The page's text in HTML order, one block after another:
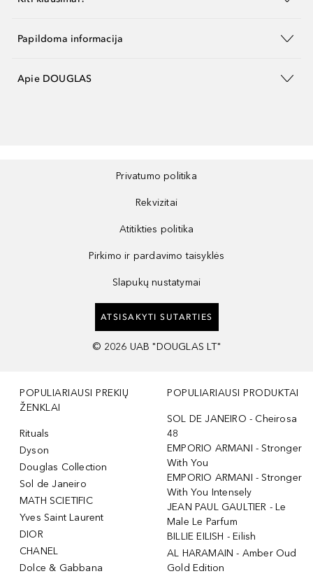
Papildoma informacija
Apie DOUGLAS
Privatumo politika
Rekvizitai
Atitikties politika
Pirkimo ir pardavimo taisyklės
Slapukų nustatymai
ATSISAKYTI SUTARTIES
© 2026 UAB "DOUGLAS LT"
POPULIARIAUSI PREKIŲ
ŽENKLAI
Rituals
Dyson
Douglas Collection
Sol de Janeiro
MATH SCIETIFIC
Yves Saint Laurent
DIOR
CHANEL
Dolce & Gabbana
POPULIARIAUSI PRODUKTAI
SOL DE JANEIRO - Cheirosa
48
EMPORIO ARMANI - Stronger
With You
EMPORIO ARMANI - Stronger
With You Intensely
JEAN PAUL GAULTIER - Le
Male Le Parfum
BILLIE EILISH - Eilish
AL HARAMAIN - Amber Oud
Gold Edition